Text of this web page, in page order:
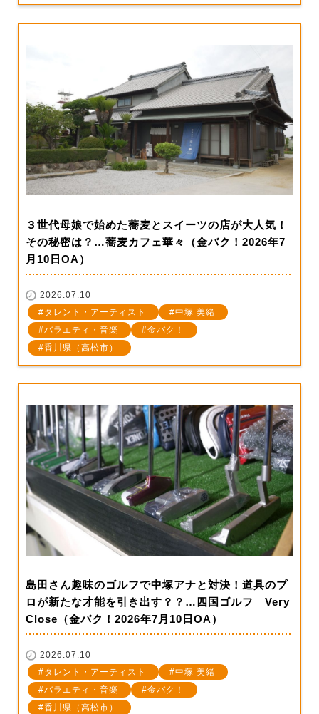
３世代母娘で始めた蕎麦とスイーツの店が大人気！
その秘密は？…蕎麦カフェ華々（金バク！2026年7
月10日OA）
2026.07.10
タレント・アーティスト
中塚 美緒
バラエティ・音楽
金バク！
香川県（高松市）
島田さん趣味のゴルフで中塚アナと対決！道具のプ
ロが新たな才能を引き出す？？…四国ゴルフ Very
Close（金バク！2026年7月10日OA）
2026.07.10
タレント・アーティスト
中塚 美緒
バラエティ・音楽
金バク！
香川県（高松市）